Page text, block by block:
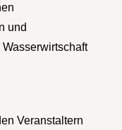
und
Veranstaltern